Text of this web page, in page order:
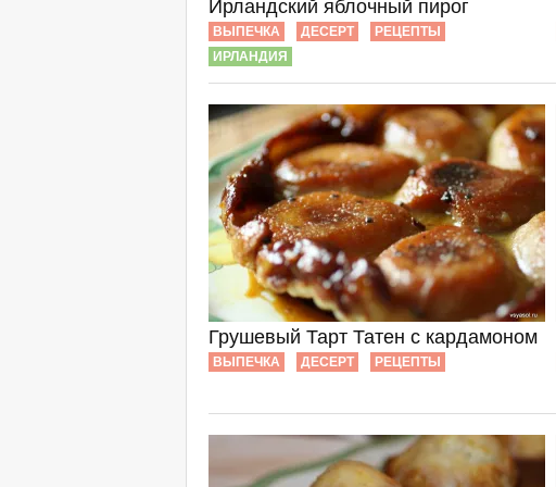
Ирландский яблочный пирог
ВЫПЕЧКА ДЕСЕРТ
РЕЦЕПТЫ
ИРЛАНДИЯ
Грушевый Тарт Татен с кардамоном
ВЫПЕЧКА ДЕСЕРТ РЕЦЕПТЫ